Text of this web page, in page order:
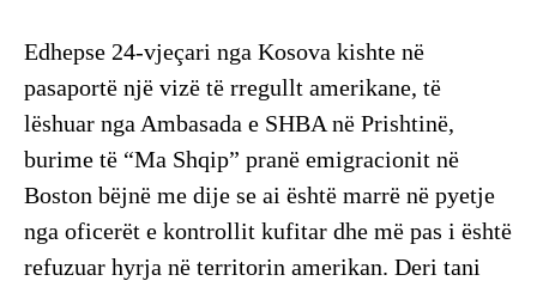
Edhepse 24-vjeçari nga Kosova kishte në
pasaportë një vizë të rregullt amerikane, të
lëshuar nga Ambasada e SHBA në Prishtinë,
burime të “Ma Shqip” pranë emigracionit në
Boston bëjnë me dije se ai është marrë në pyetje
nga oficerët e kontrollit kufitar dhe më pas i është
refuzuar hyrja në territorin amerikan. Deri tani